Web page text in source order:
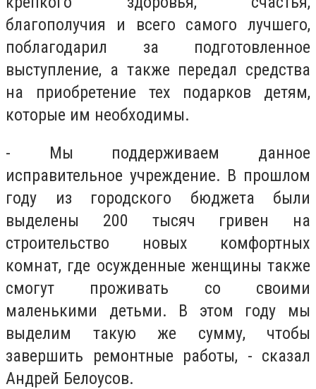
благополучия и всего самого лучшего,
поблагодарил за подготовленное
выступление, а также передал средства
на приобретение тех подарков детям,
которые им необходимы.
- Мы поддерживаем данное
исправительное учреждение. В прошлом
году из городского бюджета были
выделены 200 тысяч гривен на
строительство новых комфортных
комнат, где осужденные женщины также
смогут проживать со своими
маленькими детьми. В этом году мы
выделим такую же сумму, чтобы
завершить ремонтные работы, - сказал
Андрей Белоусов.